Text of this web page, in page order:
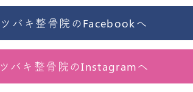
ツバキ整骨院のFacebookへ
ツバキ整骨院のInstagramへ